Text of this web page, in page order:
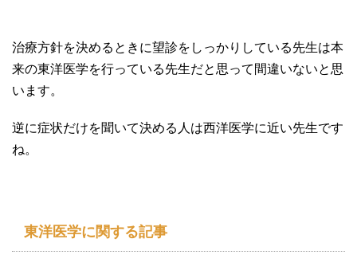
治療方針を決めるときに望診をしっかりしている先生は本
来の東洋医学を行っている先生だと思って間違いないと思
います。
逆に症状だけを聞いて決める人は西洋医学に近い先生です
ね。
東洋医学に関する記事